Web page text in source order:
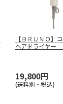
【ＢＲＵＮＯ】
ヘアドライヤー
19,800円
(送料別・税込)